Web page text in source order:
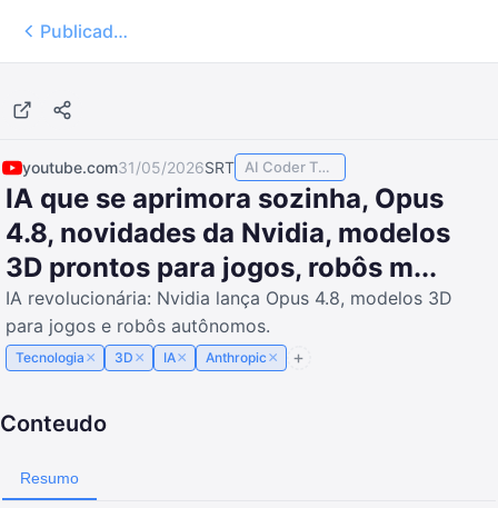
Publicados
youtube.com31/05/2026SRT AI Coder TODAY
IA que se aprimora sozinha, Opus
4.8, novidades da Nvidia, modelos
3D prontos para jogos, robôs m...
IA revolucionária: Nvidia lança Opus 4.8, modelos 3D
para jogos e robôs autônomos.
Tecnologia × 3D × IA× Anthropic ×
Conteudo
Resumo